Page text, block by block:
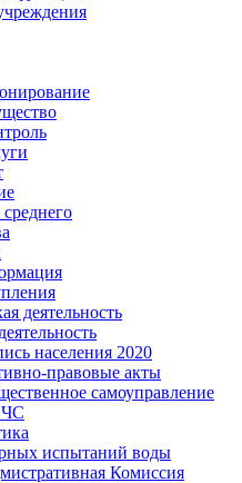
деятельность
населения 2020
правовые акты
самоуправление
ЧС
испытаний воды
Комиссия